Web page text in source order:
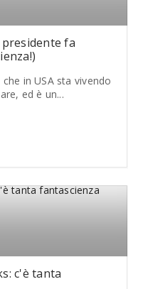
fa
in USA sta vivendo
ed è un...
c'è tanta